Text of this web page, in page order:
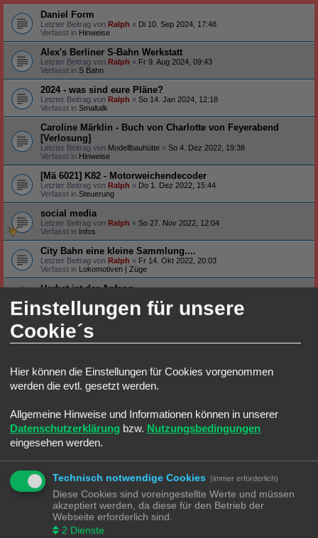
Daniel Form
Letzter Beitrag von Ralph « Di 10. Sep 2024, 17:48
Verfasst in Hinweise
Alex's Berliner S-Bahn Werkstatt
Letzter Beitrag von Ralph « Fr 9. Aug 2024, 09:43
Verfasst in S Bahn
2024 - was sind eure Pläne?
Letzter Beitrag von Ralph « So 14. Jan 2024, 12:18
Verfasst in Smaltalk
Caroline Märklin - Buch von Charlotte von Feyerabend
[Verlosung]
Letzter Beitrag von Modellbauhütte « So 4. Dez 2022, 19:38
Verfasst in Hinweise
[Mä 6021] K82 - Motorweichendecoder
Letzter Beitrag von Ralph « Do 1. Dez 2022, 15:44
Verfasst in Steuerung
social media
Letzter Beitrag von Ralph « So 27. Nov 2022, 12:04
Verfasst in Infos
City Bahn eine kleine Sammlung....
Letzter Beitrag von Ralph « Fr 14. Okt 2022, 20:03
Verfasst in Lokomotiven | Züge
Herbst ist der Anfang
Verfasst in
Smaltalk
Neu auf meinem Tisch ...
Letzter Beitrag von
Verfasst inSmaltalk
Letzter Beitrag vonRalph«Sa 25. Jun 2022, 08:45
Verfasst inSmaltalk
Letzter Beitrag von Ralph «Sa 25. Jun 2022, 08:30
Verfasst inSpiele & Co.
Umbauwagen ROCO
Letzter Beitrag von
Märklin BR216 (V160) CARGO digitalisieren
Letzter Beitrag von «Fr 20. Mai 2022, 17:36
Verfasst in Lokomotiven | Züge
Schotter Beladung selber machen
Verfasst inGestaltungstipps und Tricks
Einstellungen für unsere
Cookie´s
Hier können die Einstellungen für Cookies vorgenommen
werden die evtl. gesetzt werden.
Allgemeine Hinweise und Informationen können in unserer
Datenschutzerklärung bzw. Nutzungsbedingungen
eingesehen werden.
Technisch notwendige Cookies (immer erforderlich)
Diese Cookies sind voreingestellte Werte und müssen
akzeptiert werden, da diese für den Betrieb der
Webseite erforderlich sind.
2 Dienste